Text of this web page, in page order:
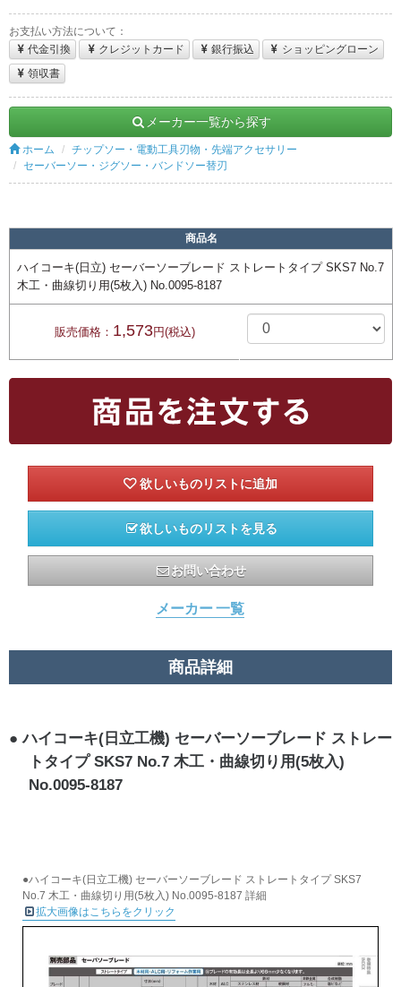
お支払い方法について：
代金引換
クレジットカード 銀行振込
ショッピングローン
領収書
メーカー一覧から探す
ホーム
チップソー・電動工具刃物・先端アクセサリー
セーバーソー・ジグソー・バンドソー替刃
商品名
ハイコーキ(日立) セーバーソーブレード ストレートタイプ SKS7 No.7
木工・曲線切り用(5枚入) No.0095-8187
販売価格： 1,573円(税込)
欲しいものリストを見る
お問い合わせ
メーカー 一覧
商品詳細
ハイコーキ(日立工機) セーバーソーブレード ストレー
トタイプ SKS7 No.7 木工・曲線切り用(5枚入)
No.0095-8187
●ハイコーキ(日立工機) セーバーソーブレード ストレートタイプ SKS7
No.7 木工・曲線切り用(5枚入) No.0095-8187 詳細
拡大画像はこちらをクリック